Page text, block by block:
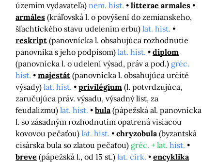
územím vydavateľa) nem. hist.
litterae armales
armáles (kráľovská l. o povýšení do zemianskeho,
šľachtického stavu udelením erbu) lat. hist.
reskript (panovnícka l. obsahujúca rozhodnutie
panovníka s jeho podpisom) lat. hist.
diplom
(panovnícka l. o udelení výsad, práv a pod.) gréc.
hist.
majestát (panovnícka l. obsahujúca určité
výsady) lat. hist. privilégium (l. potvrdzujúca,
zaručujúca práv. výsadu, výsadný list, za
feudalizmu) lat. hist. bula (pápežská al. panovnícka
l. so zásadným rozhodnutím opatrená visiacou
kovovou pečaťou) lat. hist. chryzobula (byzantská
cisárska bula so zlatou pečaťou) gréc. + lat. hist.
breve (pápežská l., od 15 st.) lat. cirk.
encyklika